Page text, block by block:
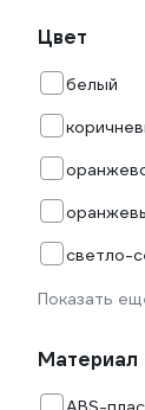
Цвет
белый
светло-
Показать
Материал